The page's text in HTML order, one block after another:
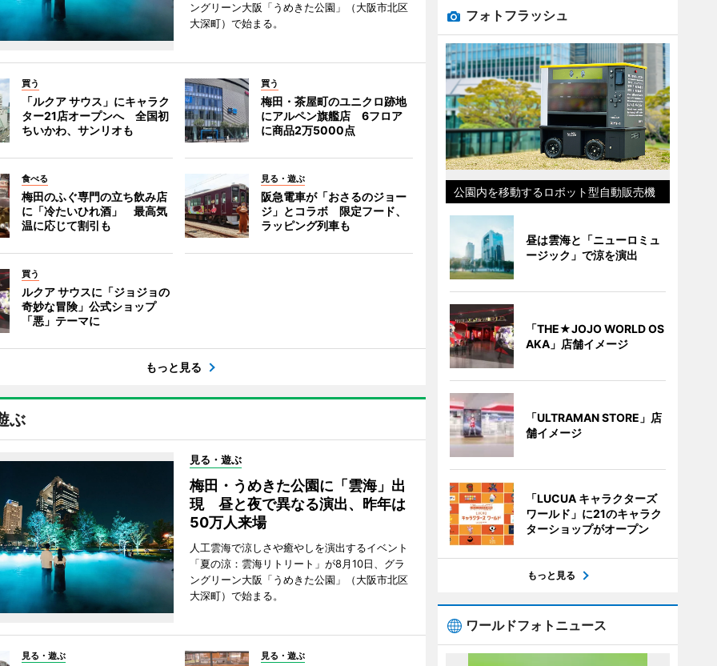
ングリーン大阪「うめきた公園」（大阪市北区
大深町）で始まる。
買う
「ルクア サウス」にキャラク
ター21店オープンへ 全国初
ちいかわ、サンリオも
買う
梅田・茶屋町のユニクロ跡地
にアルペン旗艦店 6フロア
に商品2万5000点
食べる
梅田のふぐ専門の立ち飲み店
に「冷たいひれ酒」 最高気
温に応じて割引も
見る・遊ぶ
阪急電車が「おさるのジョー
ジ」とコラボ 限定フード、
ラッピング列車も
買う
ルクア サウスに「ジョジョの
奇妙な冒険」公式ショップ
「悪」テーマに
もっと見る
ぶ
見る・遊ぶ
梅田・うめきた公園に「雲海」出
現 昼と夜で異なる演出、昨年は
50万人来場
人工雲海で涼しさや癒やしを演出するイベント
「夏の涼：雲海リトリート」が8月10日、グラ
ングリーン大阪「うめきた公園」（大阪市北区
大深町）で始まる。
見る・遊ぶ 見る・遊ぶ
フォトフラッシュ
公園内を移動するロボット型自動販売機
昼は雲海と「ニューロミュ
ージック」で涼を演出
「THE★JOJO WORLD OS
AKA」店舗イメージ
「ULTRAMAN STORE」店
舗イメージ
「LUCUA キャラクターズ
ワールド」に21のキャラク
ターショップがオープン
もっと見る
ワールドフォトニュース